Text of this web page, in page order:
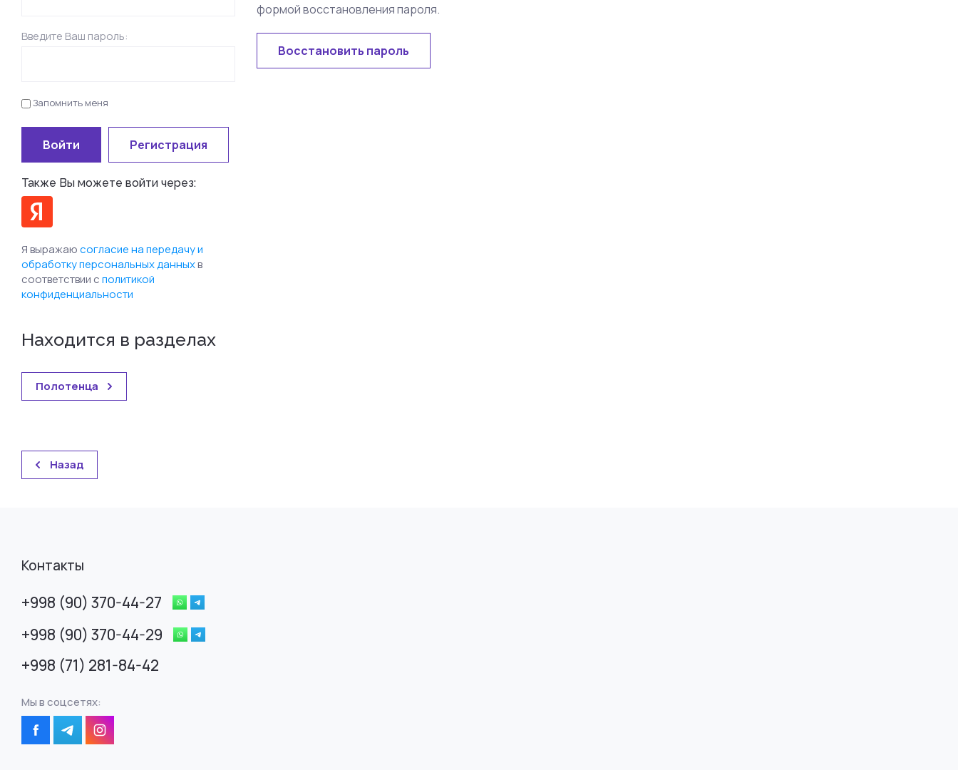
Введите Ваш пароль:
Запомнить меня
Войти Регистрация
формой восстановления пароля.
Восстановить пароль
Также Вы можете войти через:
Я выражаюсогласие на передачу и
обработку персональных данныхв
соответствии сполитикой
конфиденциальности
Находится в разделах
Полотенца
Назад
Контакты
+998 (90) 370-44-27
+998 (90) 370-44-29
+998 (71) 281-84-42
Мы в соцсетях: